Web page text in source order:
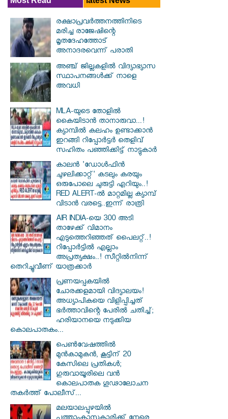
രക്ഷാപ്രവര്‍ത്തനത്തിനിടെ
മരിച്ച രാജേഷിന്റെ
മൃതദേഹത്തോട്
അനാദരവെന്ന് പരാതി
അഞ്ച് ജില്ലകളില്‍ വിദ്യാഭ്യാസ
സ്ഥാപനങ്ങള്‍ക്ക് നാളെ
അവധി
MLA-യുടെ തോളിൽ
കൈയിടാൻ താനാരുവാ...!
ക്യാമ്പിൽ കലഹം ഉണ്ടാക്കാൻ
ഇറങ്ങി റിപ്പോർട്ടർ തെളിവ്
സഹിതം പഞ്ഞിക്കിട്ട് നാട്ടുകാർ
കാലൻ 'ഡോൾഫിൻ
ചുഴലിക്കാറ്റ്' കടലും കരയും
ഒരുപോലെ ചുരുട്ടി എറിയും..!
RED ALERT-ൽ മാറ്റമില്ല ക്യാമ്പ്
വിടാൻ വരട്ടെ..ഇന്ന് രാത്രി
AIR INDIA-യെ 300 അടി
താഴേക്ക് വിമാനം
എടുത്തെറിഞ്ഞത് പൈലറ്റ്..!
റിപ്പോർട്ടിൽ എല്ലാം
അപ്രത്യക്ഷം..! സീറ്റിൽനിന്ന്
തെറിച്ചുവീണ് യാത്രക്കാർ
പ്രണയപ്പകയിൽ
ചോരക്കളമായി വിദ്യാലയം!
അധ്യാപികയെ വിളിപ്പിച്ചത്
ഭർത്താവിന്റെ പേരിൽ ചതിച്ച്;
ഹരിയാനയെ നടുക്കിയ
കൊലപാതകം...
പെൺവേഷത്തിൽ
മുൻകാമുകൻ, കൂട്ടിന് 20
കേസിലെ പ്രതികൾ;
ഗുരുവായൂരിലെ വൻ
കൊലപാതക ഗൂഢാലോചന
തകർത്ത് പോലീസ്...
മലയാലപ്പുഴയിൽ